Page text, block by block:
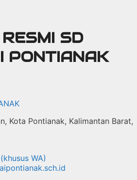
SD
PONTIANAK
Kota Pontianak, Kalimantan Barat,
WA)